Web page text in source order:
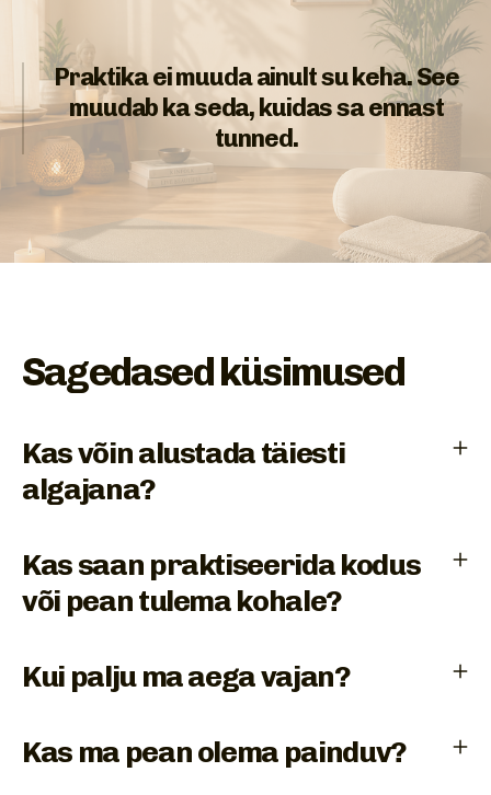
Praktika ei muuda ainult su keha. See
muudab ka seda, kuidas sa ennast
tunned.
Sagedased küsimused
Kas võin alustada täiesti
algajana?
Kas saan praktiseerida kodus
või pean tulema kohale?
Kui palju ma aega vajan?
Kas ma pean olema painduv?